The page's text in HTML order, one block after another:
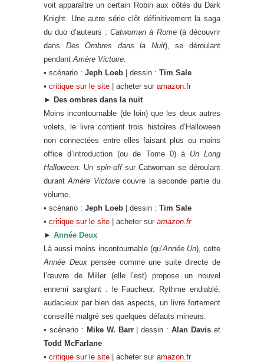
voit apparaître un certain Robin aux côtés du Dark
Knight. Une autre série clôt définitivement la saga
du duo d’auteurs : Catwoman à Rome(à découvrir
dans Des Ombres dans la Nuit), se déroulant
pendantAmère Victoire.
• scénario : Jeph Loeb | dessin : Tim Sale
• critique sur le site | acheter sur amazon.fr
► Des ombres dans la nuit
Moins incontournable (de loin) que les deux autres
volets, le livre contient trois histoires d’Halloween
non connectées entre elles faisant plus ou moins
office d’introduction (ou de Tome 0) à Un Long
Halloween. Un spin-offsur Catwoman se déroulant
durantAmère Victoirecouvre la seconde partie du
volume.
• scénario : Jeph Loeb | dessin : Tim Sale
• critique sur le site | acheter sur amazon.fr
► Année Deux
Là aussi moins incontournable (qu’Année Un), cette
Année Deuxpensée comme une suite directe de
l’œuvre de Miller (elle l’est) propose un nouvel
ennemi sanglant : le Faucheur. Rythme endiablé,
audacieux par bien des aspects, un livre fortement
conseillé malgré ses quelques défauts mineurs.
• scénario : Mike W. Barr| dessin :Alan Davis et
Todd McFarlane
• critique sur le site | acheter sur amazon.fr